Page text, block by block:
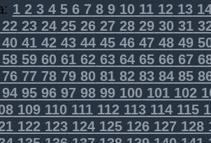
12345678910111213
232425262728293031
414243444546474849
596061626364656667
777879808182838485
9596979899100101102
109110111112113114115
122123124125126127128